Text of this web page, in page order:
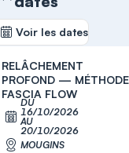
Voir les dates
RELÂCHEMENT
PROFOND — MÉTHODE
FASCIA FLOW
DU
16/10/2026
AU
20/10/2026
MOUGINS